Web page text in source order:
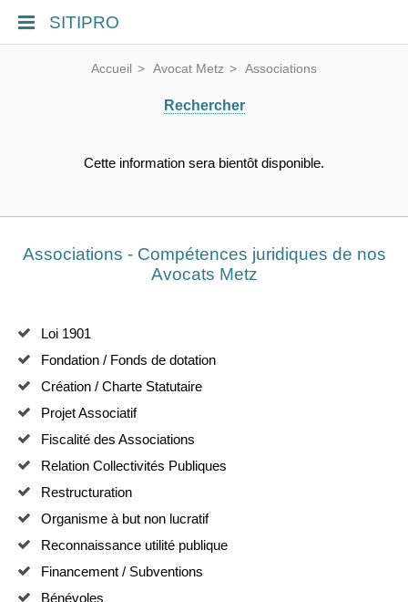
SITIPRO
Accueil Avocat Metz Associations
Rechercher
Cette information sera bientôt disponible.
Associations - Compétences juridiques de nos
Avocats Metz
Loi 1901
Fondation / Fonds de dotation
Création / Charte Statutaire
Projet Associatif
Fiscalité des Associations
Relation Collectivités Publiques
Restructuration
Organisme à but non lucratif
Reconnaissance utilité publique
Financement / Subventions
Bénévoles